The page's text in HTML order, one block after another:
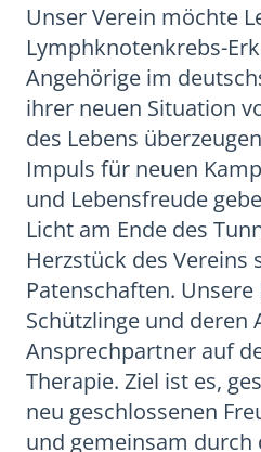
Unser Verein möchte
Lymphknotenkrebs-
Angehörige im
ihrer neuen Situation
des Lebens
Impuls für neuen
und Lebensfreude
Licht am Ende des
Herzstück des Vereins
Patenschaften.
Schützlinge und deren
Ansprechpartner auf
Therapie. Ziel ist es,
neu geschlossenen
und gemeinsam durch